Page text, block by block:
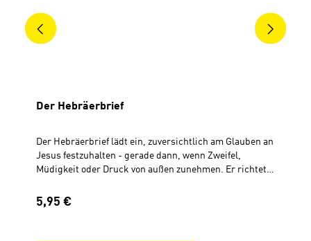
Der Hebräerbrief
Der Hebräerbrief lädt ein, zuversichtlich am Glauben an
Jesus festzuhalten - gerade dann, wenn Zweifel,
Müdigkeit oder Druck von außen zunehmen. Er richtet
Priester und Mittler des neuen Bundes. Er hat ein für
alle Mal vollbracht, was kein Mensch erreichen könnte:
Regulärer Preis:
5,95 €